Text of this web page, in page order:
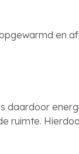
en
ruimte.